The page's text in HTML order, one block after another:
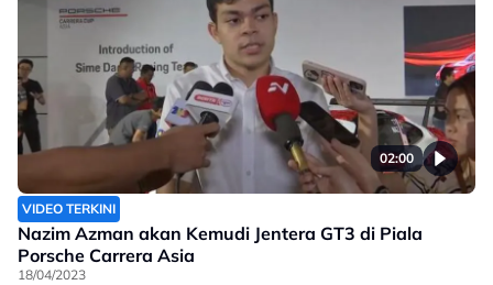
02:00
VIDEO TERKINI
Nazim Azman akan Kemudi Jentera GT3 di Piala
Porsche Carrera Asia
18/04/2023